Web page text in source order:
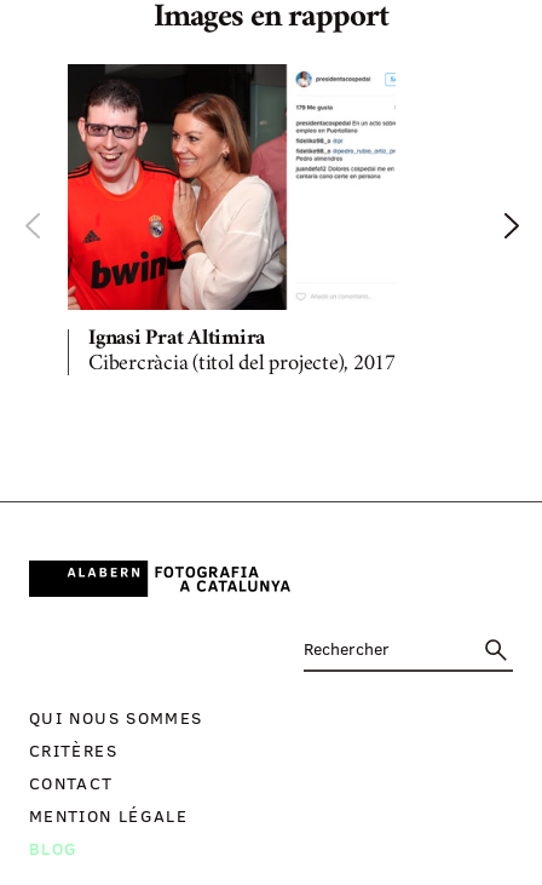
Images en rapport
Ignasi Prat Altimira
Cibercràcia (titol del projecte), 2017
QUI NOUS SOMMES
CRITÈRES
CONTACT
MENTION LÉGALE
BLOG